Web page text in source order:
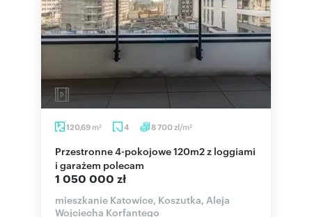
120,69 m2 4 8 700zł/m2
Przestronne 4-pokojowe 120m2 z loggiami
i garażem polecam
1 050 000 zł
mieszkanie Katowice, Koszutka, Aleja
Wojciecha Korfantego